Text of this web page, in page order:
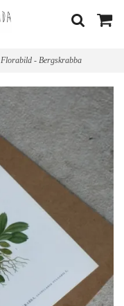
Florabild - Bergskrabba